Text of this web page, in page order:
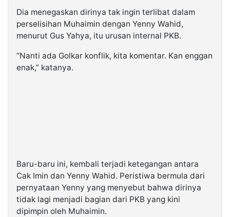
Dia menegaskan dirinya tak ingin terlibat dalam
perselisihan Muhaimin dengan Yenny Wahid,
menurut Gus Yahya, itu urusan internal PKB.
“Nanti ada Golkar konflik, kita komentar. Kan enggan
enak,” katanya.
Baru-baru ini, kembali terjadi ketegangan antara
Cak Imin dan Yenny Wahid. Peristiwa bermula dari
pernyataan Yenny yang menyebut bahwa dirinya
tidak lagi menjadi bagian dari PKB yang kini
dipimpin oleh Muhaimin.